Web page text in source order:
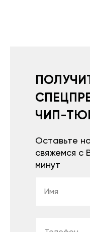
ЧИП-
Оставьте
свяжемся с
минут